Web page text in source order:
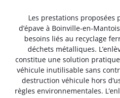
Les prestations proposées
d’épave à Boinville-en-
besoins liés au recyclage
déchets métalliques.
constitue une solution
véhicule inutilisable sans
destruction véhicule hors
règles environnementales.